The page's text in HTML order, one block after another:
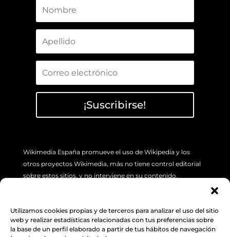
Utilizamos cookies propias y de terceros para analizar el uso del sitio
web y realizar estadísticas relacionadas con tus preferencias sobre
la base de un perfil elaborado a partir de tus hábitos de navegación
¡Suscribirse!
Wikimedia España promueve el uso de Wikipedia y los
otros proyectos Wikimedia, más no tiene control editorial
sobre estos sitios, y no interviene en su contenido.
favor utilice la pestaña de “Discusión”, ubicada en la parte
superior izquierda de cada artículo. Además, le sugerimos